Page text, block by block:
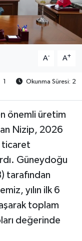
A- A+
1
Okunma Süresi: 2
önemli üretim
Nizip, 2026
ticaret
Güneydoğu
tarafından
yılın ilk 6
toplam
değerinde